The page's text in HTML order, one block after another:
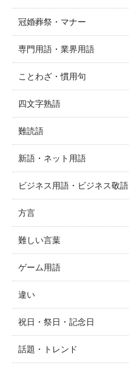
冠婚葬祭・マナー
専門用語・業界用語
ことわざ・慣用句
四文字熟語
難読語
新語・ネット用語
ビジネス用語・ビジネス敬語
方言
難しい言葉
ゲーム用語
違い
祝日・祭日・記念日
話題・トレンド